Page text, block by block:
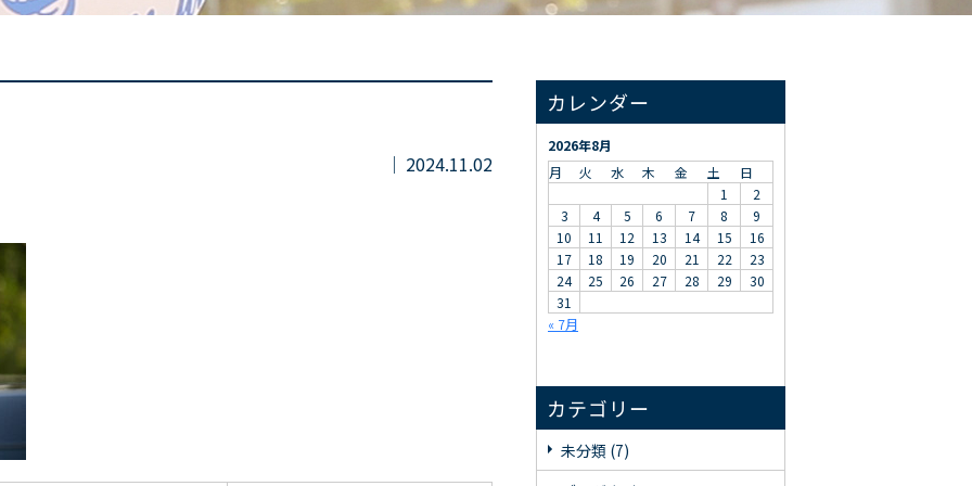
2024.11.02
カレンダー
2026年8月
月
火 水 木 金 土
日
1
2
3
4 5 6 7 8
9
10
11 12 13 14 15
16
17
18 19 20 21 22
23
24
25 26 27 28 29
30
31
« 7月
カテゴリー
未分類 (7)